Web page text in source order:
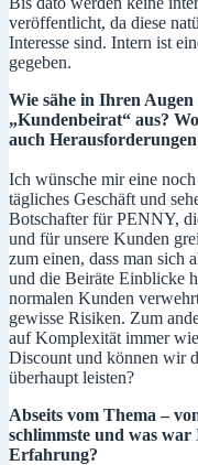
veröffentlicht, da diese
Interesse sind. Intern ist
gegeben.
Wie sähe in Ihren
„Kundenbeirat“ aus?
auch
Ich wünsche mir eine
tägliches Geschäft und
Botschafter für PENNY,
und für unsere Kunden
zum einen, dass man sich
und die Beiräte Einblicke
normalen Kunden
gewisse Risiken. Zum
auf Komplexität immer
Discount und können wir
überhaupt leisten?
Abseits vom Thema –
schlimmste und was war
Erfahrung?